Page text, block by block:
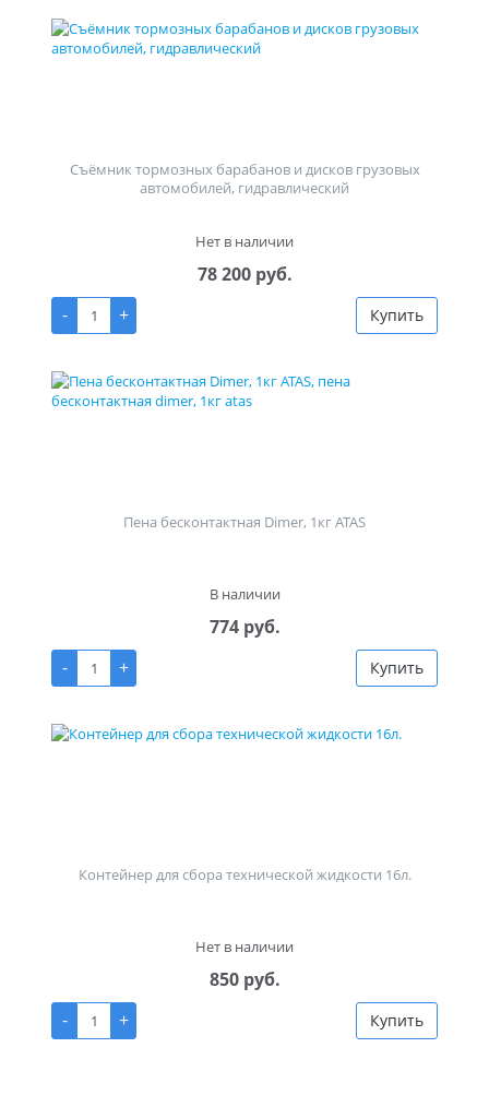
Съёмник тормозных барабанов и дисков грузовых
автомобилей, гидравлический
Нет в наличии
78 200 руб.
-
+ Купить
Пена бесконтактная Dimer, 1кг ATAS
В наличии
774 руб.
-
+ Купить
Контейнер для сбора технической жидкости 16л.
Нет в наличии
850 руб.
-
+ Купить